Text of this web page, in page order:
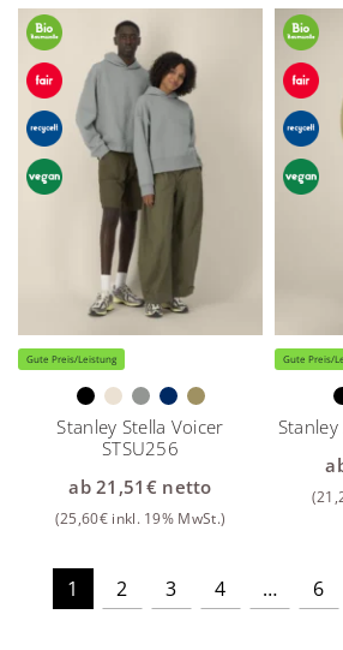
Gute Preis/Leistung
Stanley Stella Voicer
STSU256
ab21,51 €netto
(25,60€ inkl. 19% MwSt.)
Gute Preis/
(
1 2 3 4 … 6